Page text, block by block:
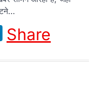
LinkedIn
Share